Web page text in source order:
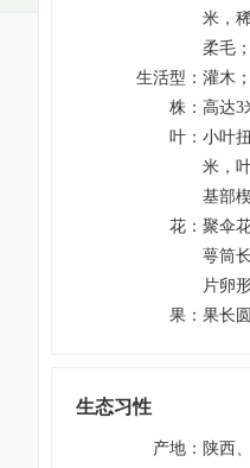
米，
柔毛
生活型 ： 灌木
株 ： 高达3
叶 ： 小叶
米，
基部
花 ： 聚伞
萼筒
片卵
果 ： 果长
生态习性
产地 ： 陕西